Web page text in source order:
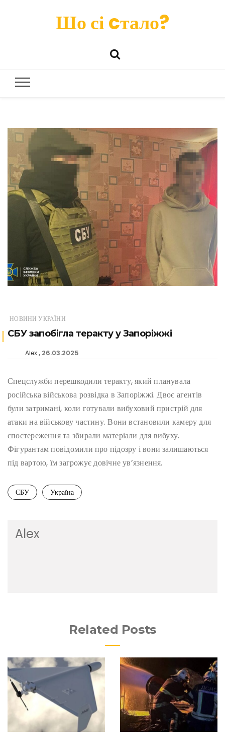
Шо сі cтало?
НОВИНИ УКРАЇНИ
СБУ запобігла теракту у Запоріжжі
Alex 26.03.2025
Спецслужби перешкодили теракту, який планувала
російська військова розвідка в Запоріжжі. Двоє агентів
були затримані, коли готували вибуховий пристрій для
атаки на військову частину. Вони встановили камеру для
спостереження та збирали матеріали для вибуху.
Фігурантам повідомили про підозру і вони залишаються
під вартою, їм загрожує довічне ув’язнення.
СБУ Україна
Alex
Related Posts